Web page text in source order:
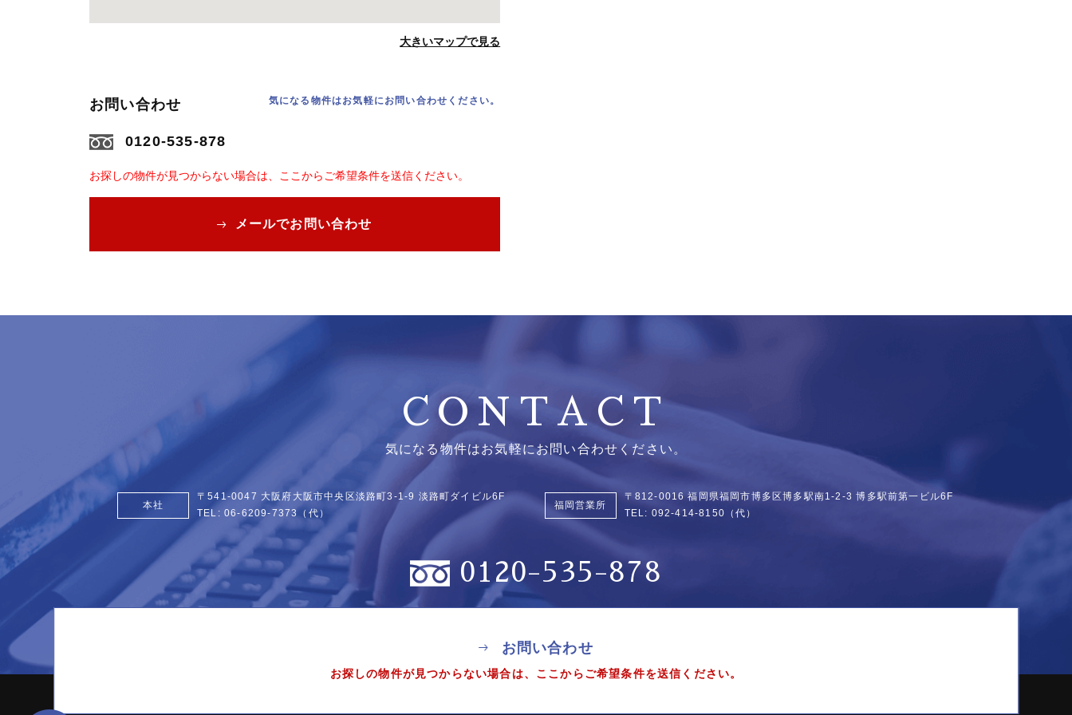
大きいマップで見る
お問い合わせ 気になる物件はお気軽にお問い合わせください。
0120-535-878
お探しの物件が見つからない場合は、ここからご希望条件を送信ください。
メールでお問い合わせ
CONTACT
気になる物件はお気軽にお問い合わせください。
本社
〒541-0047 大阪府大阪市中央区淡路町3-1-9 淡路町ダイビル6F
TEL: 06-6209-7373 （代）
福岡営業所
〒812-0016 福岡県福岡市博多区博多駅南1-2-3博多駅前第一ビル6F
TEL: 092-414-8150 （代）
0120-535-878
お問い合わせ
お探しの物件が見つからない場合は、 ここからご希望条件を送信ください。